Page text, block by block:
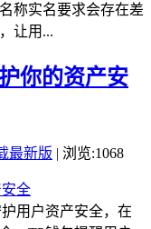
称实名要求会存在差
让用...
你的资产安
最新版 | 浏览:1068
用户资产安全，在